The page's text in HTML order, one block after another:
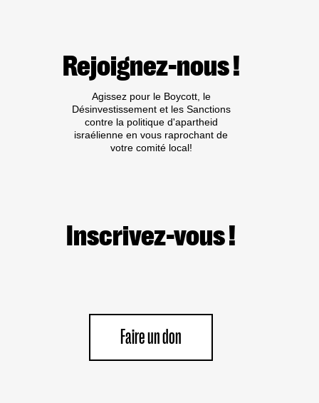
POUR
MURS
Rejoignez-nous !
Agissez pour le Boycott, le
Désinvestissement et les Sanctions
contre la politique d'apartheid
israélienne en vous raprochant de
votre comité local!
Inscrivez-vous !
Faire un don